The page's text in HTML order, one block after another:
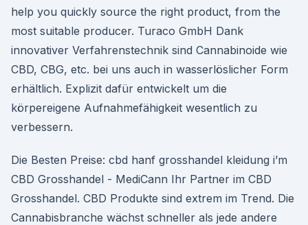
help you quickly source the right product, from the
most suitable producer. Turaco GmbH Dank
innovativer Verfahrenstechnik sind Cannabinoide wie
CBD, CBG, etc. bei uns auch in wasserlöslicher Form
erhältlich. Explizit dafür entwickelt um die
körpereigene Aufnahmefähigkeit wesentlich zu
verbessern.
Die Besten Preise: cbd hanf grosshandel kleidung i’m
CBD Grosshandel - MediCann Ihr Partner im CBD
Grosshandel. CBD Produkte sind extrem im Trend. Die
Cannabisbranche wächst schneller als jede andere